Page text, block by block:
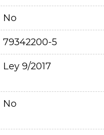
No
79342200-5
Ley 9/2017
No